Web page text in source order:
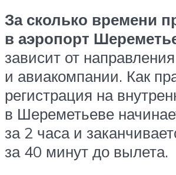
За сколько времени
в аэропорт
зависит от направления
и авиакомпании. Как
регистрация на
в Шереметьеве
за 2 часа и
за 40 минут до вылета.